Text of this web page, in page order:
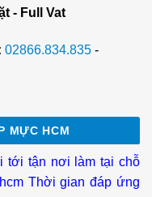
- Full Vat
02866.834.835 -
MỰC HCM
tới tận nơi làm tại chỗ
Thời gian đáp ứng